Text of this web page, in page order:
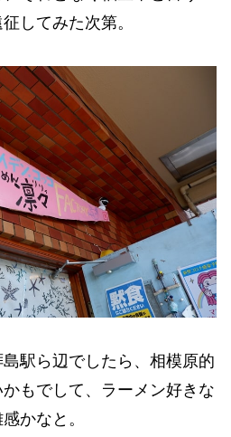
してみた次第。
駅ら辺でしたら、相模原的
もでして、ラーメン好きな
かなと。